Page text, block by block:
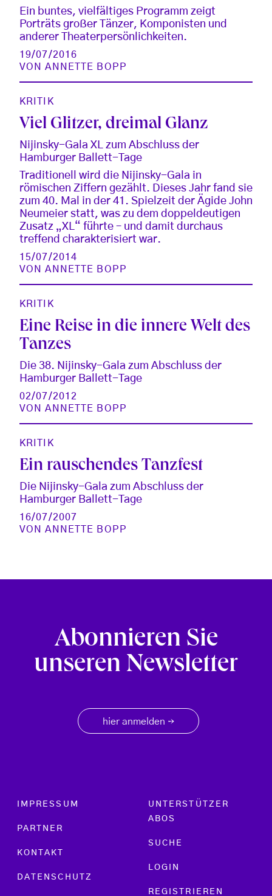
Ein buntes, vielfältiges Programm zeigt
Porträts großer Tänzer, Komponisten und
anderer Theaterpersönlichkeiten.
19/07/2016
VONANNETTE BOPP
KRITIK
Viel Glitzer, dreimal Glanz
Nijinsky-Gala XL zum Abschluss der
Hamburger Ballett-Tage
Traditionell wird die Nijinsky-Gala in
römischen Ziffern gezählt. Dieses Jahr fand sie
zum 40. Mal in der 41. Spielzeit der Ägide John
Neumeier statt, was zu dem doppeldeutigen
Zusatz „XL“ führte – und damit durchaus
treffend charakterisiert war.
15/07/2014
VONANNETTE BOPP
KRITIK
Eine Reise in die innere Welt des
Tanzes
Die 38. Nijinsky-Gala zum Abschluss der
Hamburger Ballett-Tage
02/07/2012
VONANNETTE BOPP
KRITIK
Ein rauschendes Tanzfest
Die Nijinsky-Gala zum Abschluss der
Hamburger Ballett-Tage
16/07/2007
VONANNETTE BOPP
Abonnieren Sie
unseren Newsletter
hier anmelden →
Footer menu
IMPRESSUM
PARTNER
KONTAKT
DATENSCHUTZ
UNTERSTÜTZER
ABOS
SUCHE
LOGIN
REGISTRIEREN